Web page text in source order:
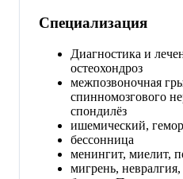
Специализация
Диагностика и
остеохондроз
межпозвоночная
спинномозгового
спондилёз
ишемический,
бессонница
менингит, миелит,
мигрень,